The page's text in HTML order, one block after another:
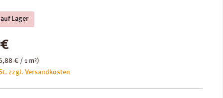
Lager
€ / 1 m²)
zzgl. Versandkosten